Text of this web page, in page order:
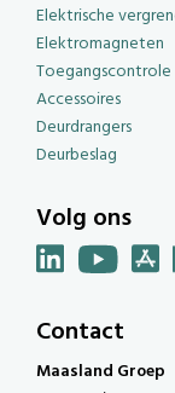
Elektrische
Elektromagneten
Toegangscontrole
Accessoires
Deurdrangers
Deurbeslag
Volg ons
Contact
Maasland Groep